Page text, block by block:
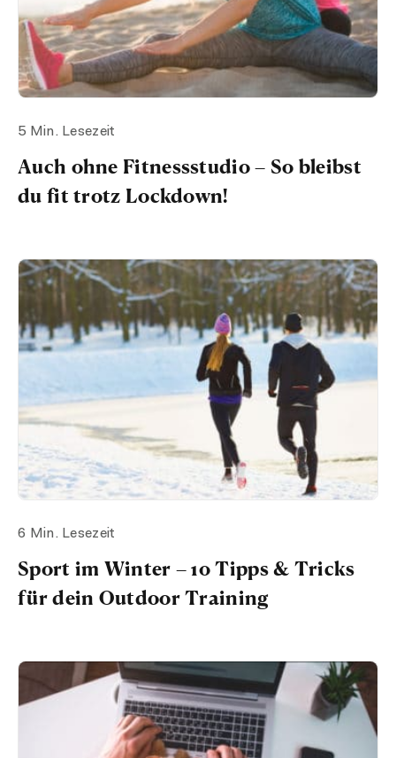
Auch ohne Fitnessstudio – So bleibst
du fit trotz Lockdown!
5 Min. Lesezeit
Sport im Winter – 10 Tipps & Tricks
für dein Outdoor Training
6 Min. Lesezeit